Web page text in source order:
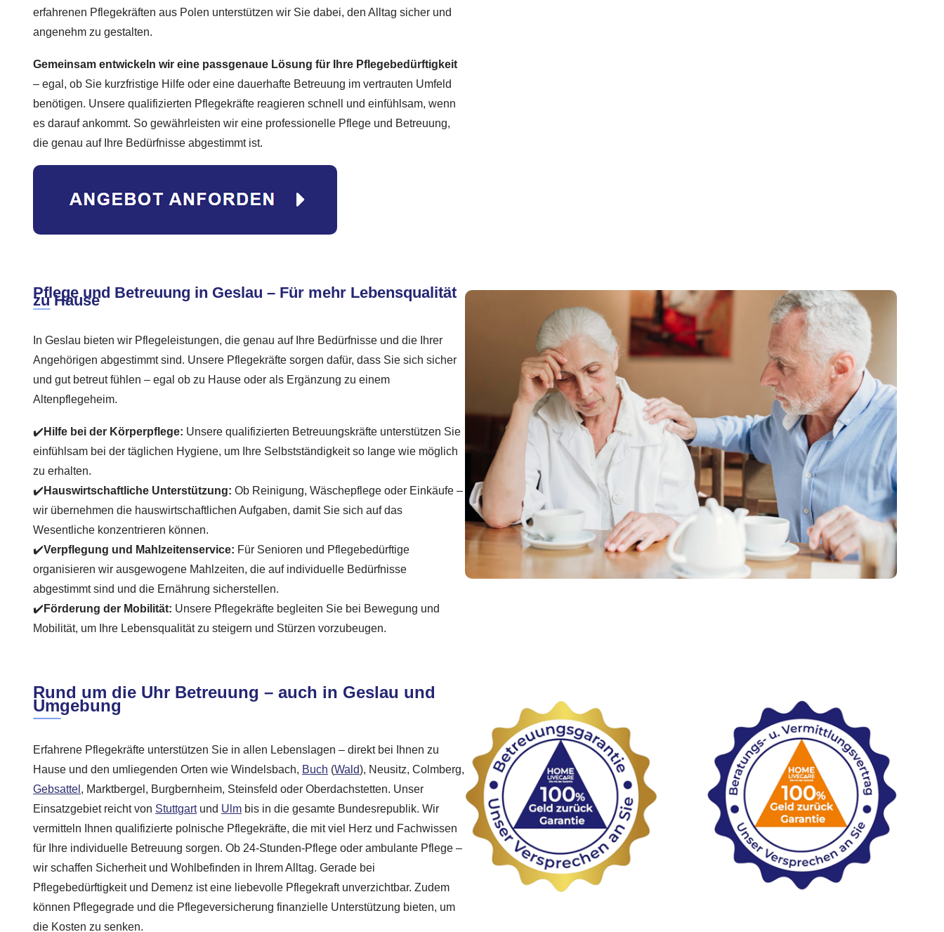
erfahrenen Pflegekräften aus Polen unterstützen wir Sie dabei, den Alltag sicher und
angenehm zu gestalten.
Gemeinsam entwickeln wir eine passgenaue Lösung für Ihre Pflegebedürftigkeit
– egal, ob Sie kurzfristige Hilfe oder eine dauerhafte Betreuung im vertrauten Umfeld
benötigen. Unsere qualifizierten Pflegekräfte reagieren schnell und einfühlsam, wenn
es darauf ankommt. So gewährleisten wir eine professionelle Pflege und Betreuung,
die genau auf Ihre Bedürfnisse abgestimmt ist.
Pflege und Betreuung in Geslau – Für mehr Lebensqualität
zu Hause
In Geslau bieten wir Pflegeleistungen, die genau auf Ihre Bedürfnisse und die Ihrer
Angehörigen abgestimmt sind. Unsere Pflegekräfte sorgen dafür, dass Sie sich sicher
und gut betreut fühlen – egal ob zu Hause oder als Ergänzung zu einem
Altenpflegeheim.
✔️ Hilfe bei der Körperpflege: Unsere qualifizierten Betreuungskräfte unterstützen Sie
einfühlsam bei der täglichen Hygiene, um Ihre Selbstständigkeit so lange wie möglich
zu erhalten.
✔️ Hauswirtschaftliche Unterstützung: Ob Reinigung, Wäschepflege oder Einkäufe –
wir übernehmen die hauswirtschaftlichen Aufgaben, damit Sie sich auf das
Wesentliche konzentrieren können.
✔️Verpflegung und Mahlzeitenservice: Für Senioren und Pflegebedürftige
organisieren wir ausgewogene Mahlzeiten, die auf individuelle Bedürfnisse
abgestimmt sind und die Ernährung sicherstellen.
✔️ Förderung der Mobilität: Unsere Pflegekräfte begleiten Sie bei Bewegung und
Mobilität, um Ihre Lebensqualität zu steigern und Stürzen vorzubeugen.
Rund um die Uhr Betreuung – auch in Geslau und
Umgebung
Erfahrene Pflegekräfte unterstützen Sie in allen Lebenslagen – direkt bei Ihnen zu
Hause und den umliegenden Orten wie Windelsbach, Buch (Wald), Neusitz, Colmberg,
Gebsattel , Marktbergel, Burgbernheim, Steinsfeld oder Oberdachstetten. Unser
Einsatzgebiet reicht von Stuttgartund Ulm bis in die gesamte Bundesrepublik. Wir
vermitteln Ihnen qualifizierte polnische Pflegekräfte, die mit viel Herz und Fachwissen
für Ihre individuelle Betreuung sorgen. Ob 24-Stunden-Pflege oder ambulante Pflege –
wir schaffen Sicherheit und Wohlbefinden in Ihrem Alltag. Gerade bei
Pflegebedürftigkeit und Demenz ist eine liebevolle Pflegekraft unverzichtbar. Zudem
können Pflegegrade und die Pflegeversicherung finanzielle Unterstützung bieten, um
die Kosten zu senken.